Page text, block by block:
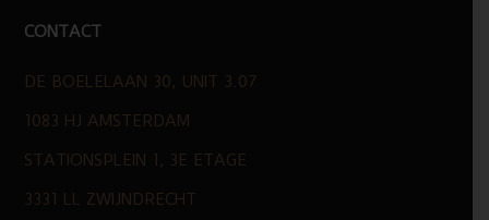
CONTACT
DE BOELELAAN 30, UNIT 3.07
1083 HJ AMSTERDAM
STATIONSPLEIN 1, 3E ETAGE
3331 LL ZWIJNDRECHT